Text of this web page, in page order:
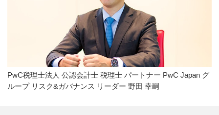
PwC税理士法人 公認会計士 税理士 パートナー PwC Japan グ
ループ リスク&ガバナンス リーダー 野田 幸嗣